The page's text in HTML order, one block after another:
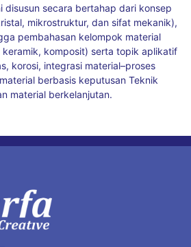
disusun secara bertahap dari konsep
mikrostruktur, dan sifat mekanik),
pembahasan kelompok material
keramik, komposit) serta topik aplikatif
korosi, integrasi material–proses
berbasis keputusan Teknik
material berkelanjutan.